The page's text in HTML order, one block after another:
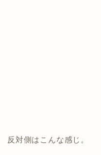
反対側はこんな感じ。